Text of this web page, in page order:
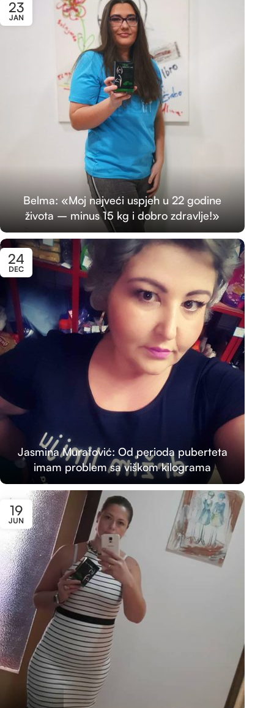
23
JAN
Belma: «Moj najveći uspjeh u 22 godine
života – minus 15 kg i dobro zdravlje!»
24
DEC
Jasmina Muratović: Od perioda puberteta
imam problem sa viškom kilograma
19
JUN